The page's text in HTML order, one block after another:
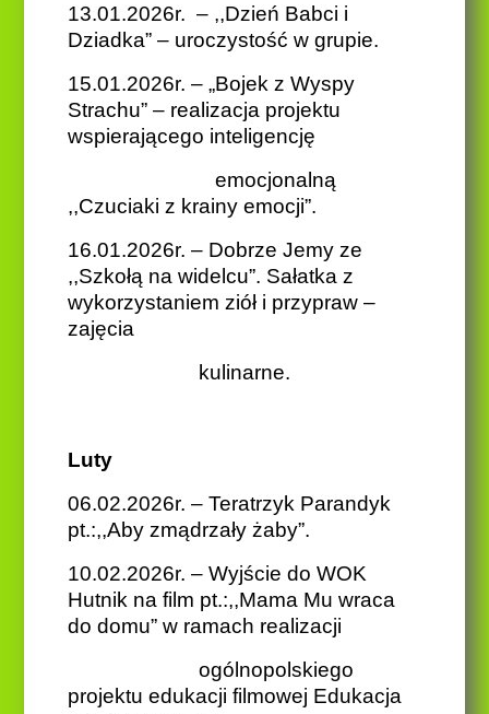
13.01.2026r. – ,,Dzień Babci i
Dziadka” – uroczystość w grupie.
15.01.2026r. – „Bojek z Wyspy
Strachu” – realizacja projektu
wspierającego inteligencję
emocjonalną
,,Czuciaki z krainy emocji”.
16.01.2026r. – Dobrze Jemy ze
,,Szkołą na widelcu”. Sałatka z
wykorzystaniem ziół i przypraw –
zajęcia
kulinarne.
Luty
06.02.2026r. – Teratrzyk Parandyk
pt.:,,Aby zmądrzały żaby”.
10.02.2026r. – Wyjście do WOK
Hutnik na film pt.:,,Mama Mu wraca
do domu” w ramach realizacji
ogólnopolskiego
projektu edukacji filmowej Edukacja